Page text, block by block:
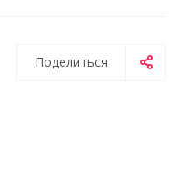
Поделиться